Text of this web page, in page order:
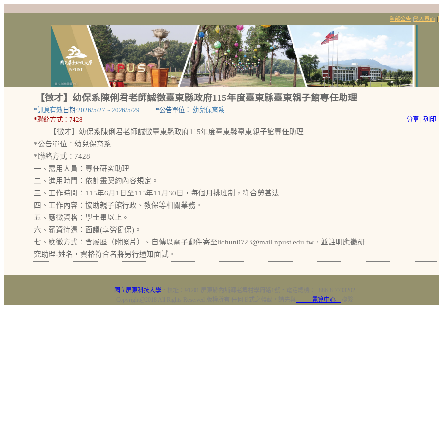
全部公告 登入頁面
【徵才】幼保系陳俐君老師誠徵臺東縣政府115年度臺東縣臺東親子館專任助理
*訊息有效日期:2026/5/27 ~ 2026/5/29 *公告單位： 幼兒保育系
*聯絡方式： 7428 分享 | 列印
【徵才】幼保系陳俐君老師誠徵臺東縣政府115年度臺東縣臺東親子館專任助理
*公告單位：幼兒保育系
*聯絡方式：7428
一、需用人員：專任研究助理
二、進用時間：依計畫契約內容規定。
三、工作時間：115年6月1日至115年11月30日，每個月排班制，符合勞基法
四、工作內容：協助親子館行政、教保等相關業務。
五、應徵資格：學士畢以上。
六、薪資待遇：面議(享勞健保)。
七、應徵方式：含履歷（附照片）、自傳以電子郵件寄至lichun0723@mail.npust.edu.tw，並註明應徵研
究助理-姓名，資格符合者將另行通知面試。
國立屏東科技大學
電算中心